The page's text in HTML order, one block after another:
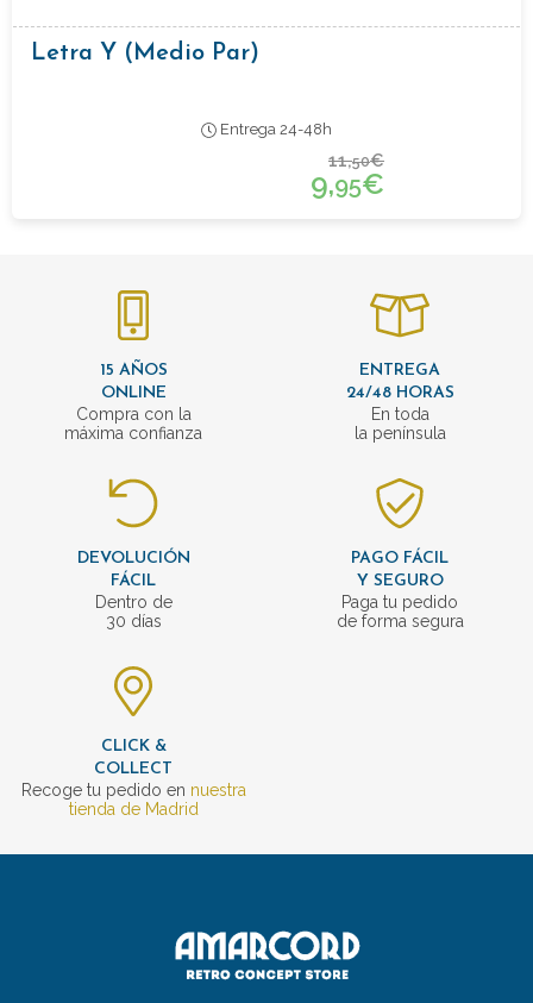
Letra Y (medio Par)
Entrega 24-48h
11,50€
9,95€
15 AÑOS
ONLINE
Compra con la
máxima confianza
ENTREGA
24/48 HORAS
En toda
la península
DEVOLUCIÓN
FÁCIL
Dentro de
30 días
PAGO FÁCIL
Y SEGURO
Paga tu pedido
de forma segura
CLICK &
COLLECT
Recoge tu pedido en nuestra
tienda de Madrid